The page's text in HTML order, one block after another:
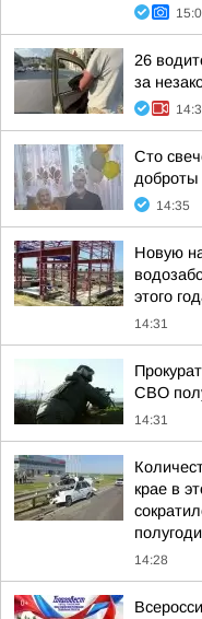
26
за
Сто
доброты
14:35
Новую
этого
14:31
СВО
14:31
крае в
14:28